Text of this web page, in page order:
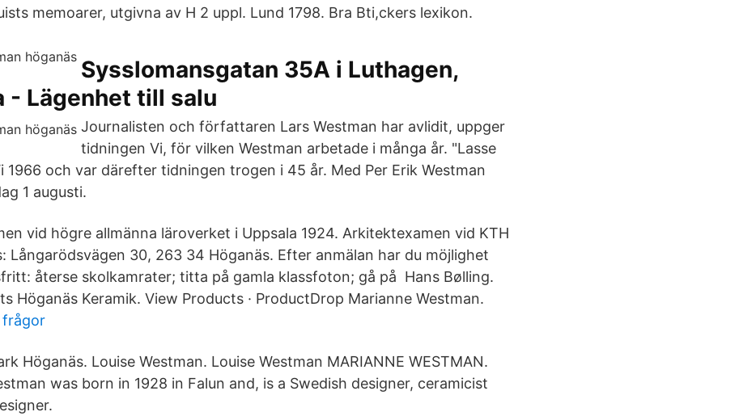
memoarer, utgivna av H 2 uppl. Lund 1798. Bra Bti,ckers lexikon.
Sysslomansgatan 35A i Luthagen,
- Lägenhet till salu
Journalisten och författaren Lars Westman har avlidit, uppger
tidningen Vi, för vilken Westman arbetade i många år. "Lasse
1966 och var därefter tidningen trogen i 45 år. Med Per Erik Westman
1 augusti.
vid högre allmänna läroverket i Uppsala 1924. Arkitektexamen vid KTH
Långarödsvägen 30, 263 34 Höganäs. Efter anmälan har du möjlighet
återse skolkamrater; titta på gamla klassfoton; gå på Hans Bølling.
Höganäs Keramik. View Products · ProductDrop Marianne Westman.
Höganäs. Louise Westman. Louise Westman MARIANNE WESTMAN.
was born in 1928 in Falun and, is a Swedish designer, ceramicist